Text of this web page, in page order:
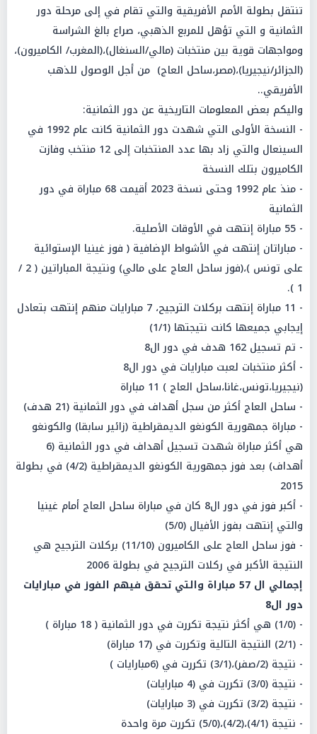
تنتقل بطولة الأمم الأفريقية والتي تقام في إلى مرحلة دور
الثمانية و التي تؤهل للمربع الذهبي، صراع بالغ الشراسة
ومواجهات قوية بين منتخبات (مالي/السنغال)،(المغرب/ الكاميرون)،
(الجزائر/نيجيريا)،(مصر،ساحل العاج) من أجل الوصول للذهب
الأفريقي..
واليكم بعض المعلومات التاريخية عن دور الثمانية:
- النسخة الأولى التي شهدت دور الثمانية كانت عام 1992 في
السينعال والتي زاد بها عدد المنتخبات إلى 12 منتخب وفازت
الكاميرون بتلك النسخة
- منذ عام 1992 وحتى نسخة 2023 أقيمت 68 مباراة في دور
الثمانية
- 55 مباراة إنتهت في الأوقات الأصلية.
- مباراتان إنتهت في الأشواط الإضافية ( فوز غينيا الإستوائية
على تونس )،(فوز ساحل العاج على مالي) ونتيجة المباراتين ( 2 /
1 ).
- 11 مباراة إنتهت بركلات الترجيح، 7 مبارايات منهم إنتهت بتعادل
إيجابي جميعها كانت نتيجتها (1/1)
- تم تسجيل 162 هدف في دور ال8
- أكثر منتخبات لعبت مبارايات في دور ال8
(نيجيريا،تونس،غانا،ساحل العاج ) 11 مباراة
- ساحل العاج أكثر من سجل أهداف في دور الثمانية (21 هدف)
- مباراة جمهورية الكونغو الديمقراطية (زائير سابقا) والكونغو
هي أكثر مباراة شهدت تسجيل أهداف في دور الثمانية (6
أهداف) بعد فوز جمهورية الكونغو الديمقراطية (4/2) في بطولة
2015
- أكبر فوز في دور ال8 كان في مباراة ساحل العاج أمام غينيا
والتي إنتهت بفوز الأفيال (5/0)
- فوز ساحل العاج على الكاميرون (11/10) بركلات الترجيح هي
النتيجة الأكبر في ركلات الترجيح في بطولة 2006
إجمالي ال 57 مباراة والتي تحقق فيهم الفوز في مبارايات
دور ال8
- (1/0) هي أكثر نتيجة تكررت في دور الثمانية ( 18 مباراة )
- (2/1) النتيجة التالية وتكررت في (17 مباراة)
- نتيجة (2/صفر)،(3/1) تكررت في (6مبارايات )
- نتيجة (3/0) تكررت في (4 مبارايات)
- نتيجة (3/2) تكررت في (3 مبارايات)
- نتيجة (4/1)،(4/2)،(5/0) تكررت مرة واحدة